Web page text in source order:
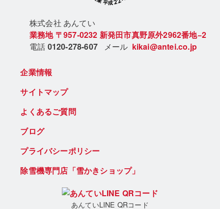
株式会社 あんてい
業務地 〒957-0232 新発田市真野原外2962番地−2
電話 0120-278-607 メール kikai@antei.co.jp
企業情報
サイトマップ
よくあるご質問
ブログ
プライバシーポリシー
除雪機専門店「雪かきショップ」
あんていLINE QRコード